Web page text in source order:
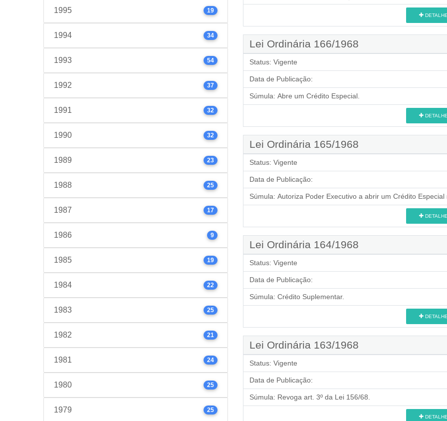
1995 19
1994 34
1993 54
1992 37
1991 32
1990 32
1989 23
1988 25
1987 17
1986 9
1985 19
1984 22
1983 25
1982 21
1981 24
1980 25
1979 25
Lei Ordinária 166/1968
Status: Vigente
Data de Publicação:
Súmula: Abre um Crédito Especial.
Lei Ordinária 165/1968
Status: Vigente
Data de Publicação:
Súmula: Autoriza Poder Executivo a abrir um Crédito
Lei Ordinária 164/1968
Status: Vigente
Data de Publicação:
Súmula: Crédito Suplementar.
Lei Ordinária 163/1968
Status: Vigente
Data de Publicação:
Súmula: Revoga art. 3º da Lei 156/68.